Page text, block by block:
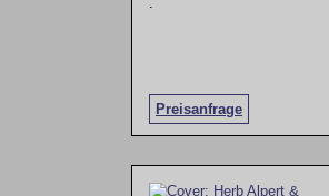
Preisanfrage